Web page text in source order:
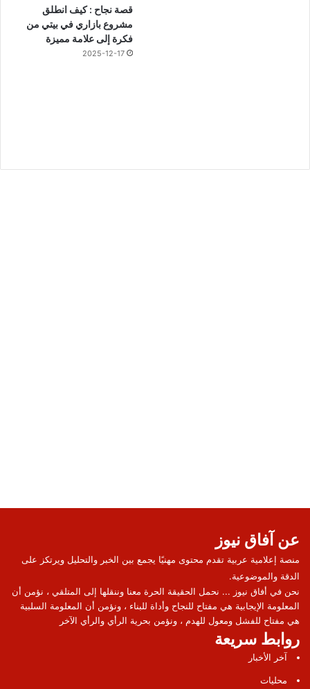
قصة نجاح : كيف انطلق
مشروع بازاري في بيتي من
فكرة إلى علامة مميزة
2025-12-17
عن آفاق نيوز
منصة إعلامية عربية تقدم محتوى مهنيًا يجمع بين الخبر والتحليل ويرتكز على
الدقة والموضوعية.
نحن في أفاق نيوز ... نحمل الحقيقة الحرة معنا وننقلها إلى المتلقي ، نؤمن أن
المعلومة الإيجابية هي مفتاح للنجاح وأداة للبناء ، ونؤمن أن المعلومة السلبية
هي مفتاح للفشل ومعول للهدم ، ونؤمن بحرية الرأي والرأي الآخر
روابط سريعة
آخر الأخبار
محليات